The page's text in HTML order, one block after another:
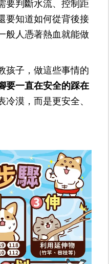
要判斷水流、控制距
要知道如何從背後接
般人憑著熱血就能做
孩子，做這些事情的
要一直在安全的踩在
冷漠，而是更安全、